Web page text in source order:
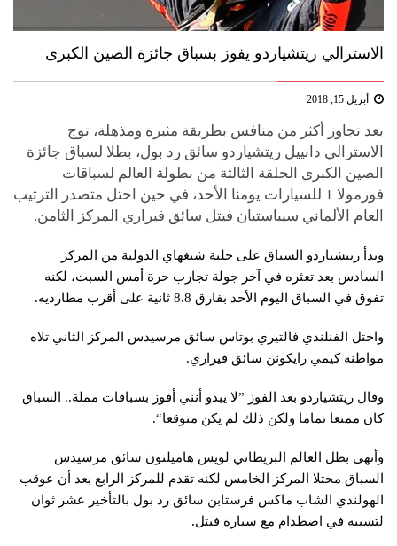
الاسترالي ريتشياردو يفوز بسباق جائزة الصين الكبرى
أبريل 15, 2018
بعد تجاوز أكثر من منافس بطريقة مثيرة ومذهلة، توج
الاسترالي دانييل ريتشياردو سائق رد بول، بطلا لسباق جائزة
الصين الكبرى الحلقة الثالثة من بطولة العالم لسباقات
فورمولا 1 للسيارات يومنا الأحد، في حين احتل متصدر الترتيب
العام الألماني سيباستيان فيتل سائق فيراري المركز الثامن.
وبدأ ريتشياردو السباق على حلبة شنغهاي الدولية من المركز
السادس بعد تعثره في آخر جولة تجارب حرة أمس السبت، لكنه
تفوق في السباق اليوم الأحد بفارق 8.8 ثانية على أقرب مطارديه.
واحتل الفنلندي فالتيري بوتاس سائق مرسيدس المركز الثاني تلاه
مواطنه كيمي رايكونن سائق فيراري.
وقال ريتشياردو بعد الفوز ”لا يبدو أنني أفوز بسباقات مملة.. السباق
كان ممتعا تماما ولكن ذلك لم يكن متوقعا“.
وأنهى بطل العالم البريطاني لويس هاميلتون سائق مرسيدس
السباق محتلا المركز الخامس لكنه تقدم للمركز الرابع بعد أن عوقب
الهولندي الشاب ماكس فرستابن سائق رد بول بالتأخير عشر ثوان
لتسببه في اصطدام مع سيارة فيتل.